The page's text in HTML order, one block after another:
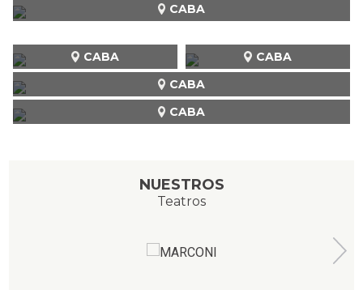
CABA
CABA
CABA CABA
CABA
NUESTROS
Teatros